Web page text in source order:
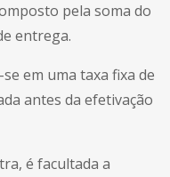
pela soma do
entrega.
em uma taxa fixa de
antes da efetivação
é facultada a